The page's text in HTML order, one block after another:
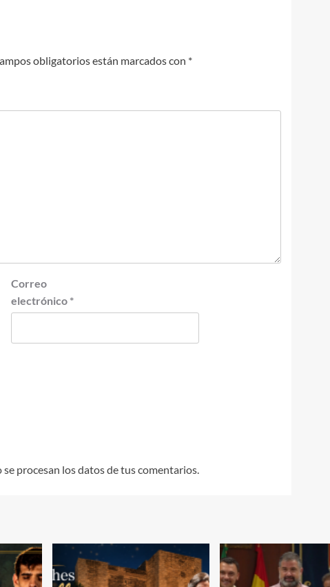
obligatorios están marcados con *
Correo
electrónico *
procesan los datos de tus comentarios.